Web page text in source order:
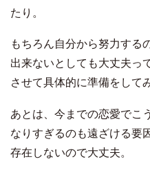
たり。
もちろん自分から努力する
出来ないとしても大丈夫っ
させて具体的に準備をして
あとは、今までの恋愛でこ
なりすぎるのも遠ざける要
存在しないので大丈夫。